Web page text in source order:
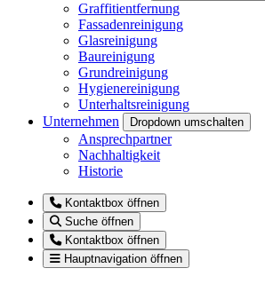
Graffitientfernung
Fassadenreinigung
Glasreinigung
Baureinigung
Grundreinigung
Hygienereinigung
Unterhaltsreinigung
Unternehmen
Dropdown umschalten
Ansprechpartner
Nachhaltigkeit
Historie
Kontaktbox öffnen
Suche öffnen
Kontaktbox öffnen
Hauptnavigation öffnen